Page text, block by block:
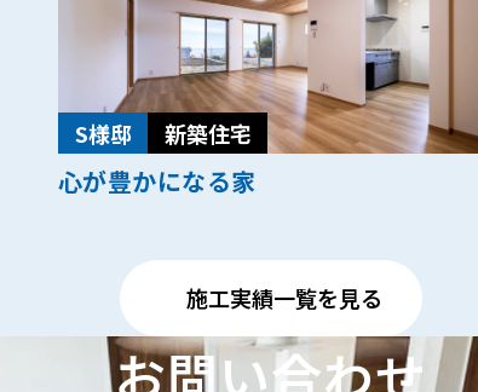
S様邸 新築住宅
心が豊かになる家
施工実績一覧を見る
お問い合わせ